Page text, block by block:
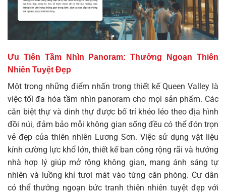
Ưu Tiên Tầm Nhìn Panoram: Thưởng Ngoạn Thiên
Nhiên Tuyệt Đẹp
Một trong những điểm nhấn trong thiết kế Queen Valley là
việc tối đa hóa tầm nhìn panoram cho mọi sản phẩm. Các
căn biệt thự và dinh thự được bố trí khéo léo theo địa hình
đồi núi, đảm bảo mỗi không gian sống đều có thể đón trọn
vẻ đẹp của thiên nhiên Lương Sơn. Việc sử dụng vật liệu
kính cường lực khổ lớn, thiết kế ban công rộng rãi và hướng
nhà hợp lý giúp mở rộng không gian, mang ánh sáng tự
nhiên và luồng khí tươi mát vào từng căn phòng. Cư dân
có thể thưởng ngoạn bức tranh thiên nhiên tuyệt đẹp với